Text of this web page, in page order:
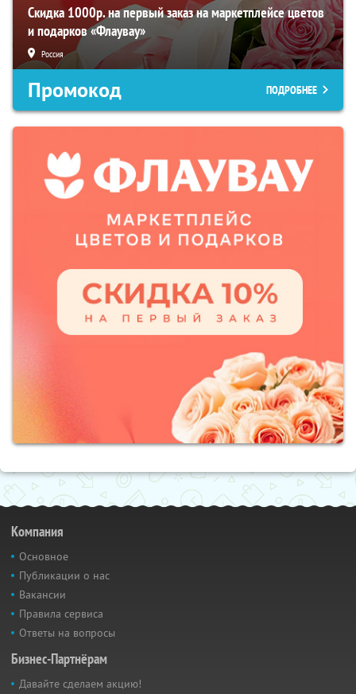
Скидка 1000р. на первый заказ на маркетплейсе цветов
и подарков «Флаувау»
Россия
Промокод ПОДРОБНЕЕ
Компания
Основное
Публикации о нас
Вакансии
Правила сервиса
Ответы на вопросы
Бизнес-Партнёрам
Давайте сделаем акцию!